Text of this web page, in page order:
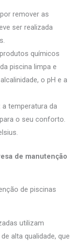
remover as
ser realizada
químicos
piscina limpa e
o pH e a
a temperatura da
o seu conforto.
de manutenção
de piscinas
utilizam
alta qualidade, que